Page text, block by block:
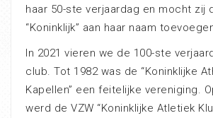
haar 50-ste verjaardag en mocht zij
“Koninklijk” aan haar naam
In 2021 vieren we de 100-ste
club. Tot 1982 was de “Koninklijke
Kapellen” een feitelijke vereniging.
werd de VZW “Koninklijke Atletiek